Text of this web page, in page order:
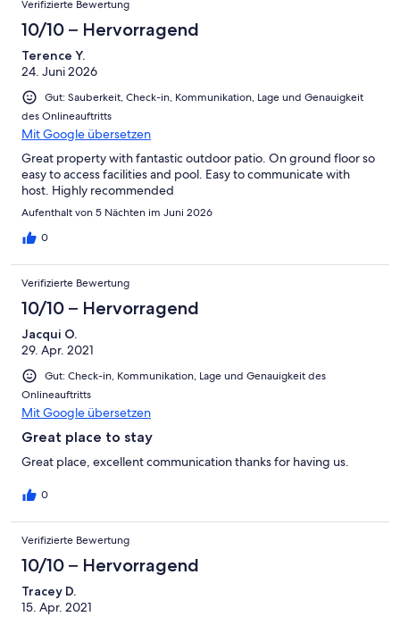
Verifizierte Bewertung
10/10 – Hervorragend
Terence Y.
24. Juni 2026
Gut: Sauberkeit, Check-in, Kommunikation, Lage und Genauigkeit
des Onlineauftritts
Mit Google übersetzen
Great property with fantastic outdoor patio. On ground floor so
easy to access facilities and pool. Easy to communicate with
host. Highly recommended
Aufenthalt von 5 Nächten im Juni 2026
0
Verifizierte Bewertung
10/10 – Hervorragend
Jacqui O.
29. Apr. 2021
Gut: Check-in, Kommunikation, Lage und Genauigkeit des
Onlineauftritts
Mit Google übersetzen
Great place to stay
Great place, excellent communication thanks for having us.
0
Verifizierte Bewertung
10/10 – Hervorragend
Tracey D.
15. Apr. 2021